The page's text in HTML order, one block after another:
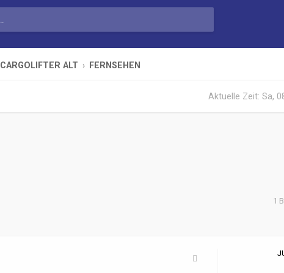
CARGOLIFTER ALT FERNSEHEN
Aktuelle Zeit: Sa,
1